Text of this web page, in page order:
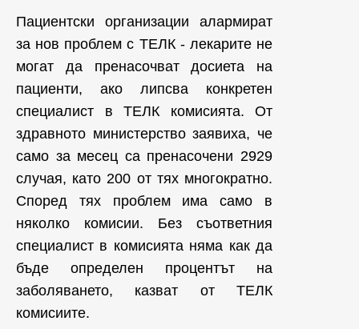
Пациентски организации алармират
за нов проблем с ТЕЛК - лекарите не
могат да пренасочват досиета на
пациенти, ако липсва конкретен
специалист в ТЕЛК комисията. От
здравното министерство заявиха, че
само за месец са пренасочени 2929
случая, като 200 от тях многократно.
Според тях проблем има само в
няколко комисии. Без съответния
специалист в комисията няма как да
бъде определен процентът на
заболяването, казват от ТЕЛК
комисиите.